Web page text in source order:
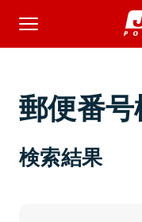
郵便番
検索結果